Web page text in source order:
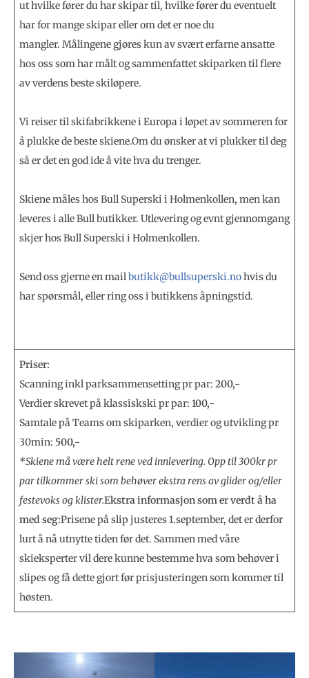
ut hvilke fører du har skipar til, hvilke fører du eventuelt
har for mange skipar eller om det er noe du
mangler. Målingene gjøres kun av svært erfarne ansatte
hos oss som har målt og sammenfattet skiparken til flere
av verdens beste skiløpere.
Vi reiser til skifabrikkene i Europa i løpet av sommeren for
å plukke de beste skiene.Om du ønsker at vi plukker til deg
så er det en god ide å vite hva du trenger.
Skiene måles hos Bull Superski i Holmenkollen, men kan
leveres i alle Bull butikker. Utlevering og evnt gjennomgang
skjer hos Bull Superski i Holmenkollen.
Send oss gjerne en mailbutikk@bullsuperski.nohvis du
har spørsmål, eller ring oss i butikkens åpningstid.
Priser:
Scanning inkl parksammensetting pr par: 200,-
Verdier skrevet på klassiskski pr par: 100,-
Samtale på Teams om skiparken, verdier og utvikling pr
30min: 500,-
*Skiene må være helt rene ved innlevering. Opp til 300kr pr
par tilkommer ski som behøver ekstra rens av glider og/eller
festevoks og klister.Ekstra informasjon som er verdt å ha
med seg:Prisene på slip justeres 1.september, det er derfor
lurt å nå utnytte tiden før det. Sammen med våre
skieksperter vil dere kunne bestemme hva som behøver i
slipes og få dette gjort før prisjusteringen som kommer til
høsten.